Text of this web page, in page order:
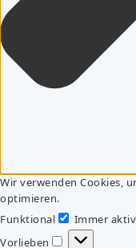
Wir verwenden Cookies,
optimieren.
Funktional
Funktional
Immer aktiv
Vorlieben